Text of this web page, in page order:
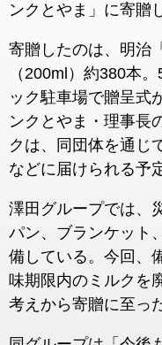
ンクとやま」に寄贈
寄贈したのは、明治
（200ml）約380本
ック駐車場で贈呈式
ンクとやま・理事長
クは、同団体を通じ
などに届けられる予
澤田グループでは、
パン、ブランケット
備している。今回、
味期限内のミルクを
考えから寄贈に至っ